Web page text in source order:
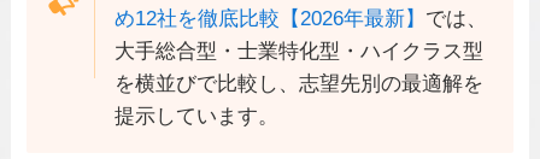
め12社を徹底比較【2026年最新】 では、
大手総合型・士業特化型・ハイクラス型
を横並びで比較し、志望先別の最適解を
提示しています。